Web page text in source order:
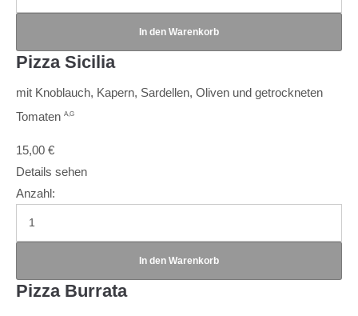
Pizza Sicilia
mit Knoblauch, Kapern, Sardellen, Oliven und getrockneten
Tomaten A,G
15,00 €
Details sehen
Anzahl:
Pizza Burrata